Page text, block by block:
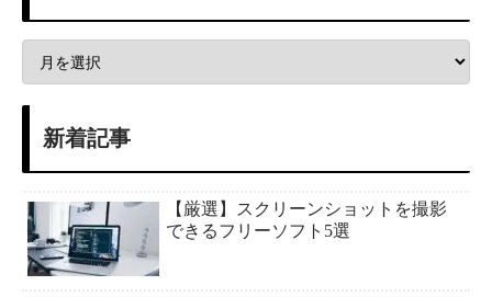
新着記事
【厳選】スクリーンショットを撮影
できるフリーソフト5選